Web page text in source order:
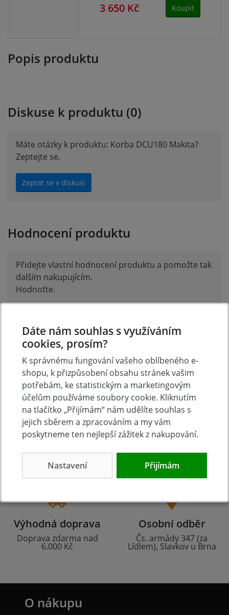
3 650 Kč Koupit
Popis produktu
Diskuse k produktu (0)
Máte otázky k produktu: Korba DCU180 Makita?
Zeptejte se.
Zeptat se v diskusi
Hodnocení produktu
Přidejte vlastní hodnocení produktu a pomožte tak
dalším nakupujícím.
Hodnoťte.
Tradice
23 let na trhu
Zboží skladem
Zázemí kamenné
prodejny
Výhodná doprava
Doprava zdarma nad
6.000 Kč
Osobní odběr
Čs. armády 347 (za
Lídlem), Slavkov u Brna
O nákupu
Dáte nám souhlas s využíváním
cookies, prosím?
K správnému fungování vašeho oblíbeného e-
shopu, k přizpůsobení obsahu stránek vašim
potřebám, ke statistickým a marketingovým
účelům používáme soubory cookie. Kliknutím
na tlačítko „Přijímám“ nám udělíte souhlas s
jejich sběrem a zpracováním a my vám
poskytneme ten nejlepší zážitek z nakupování.
Nastavení Přijímám